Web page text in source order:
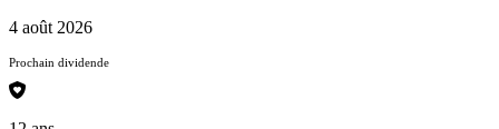
4 août 2026
Prochain dividende